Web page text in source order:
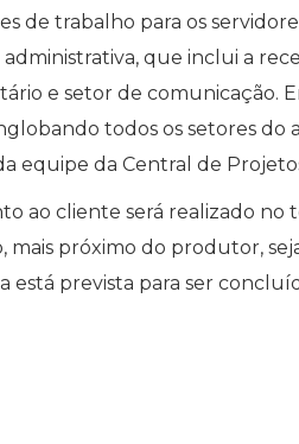
de trabalho para os
administrativa, que inclui a
e setor de comunicação.
todos os setores
equipe da Central de
ao cliente será realizado no
mais próximo do produtor,
está prevista para ser